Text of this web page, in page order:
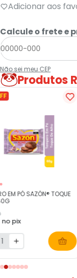
Adicionar aos
Calcule o frete e
Não sei meu CEP
Produtos
EM PÓ SAZÓN® TOQUE
no pix